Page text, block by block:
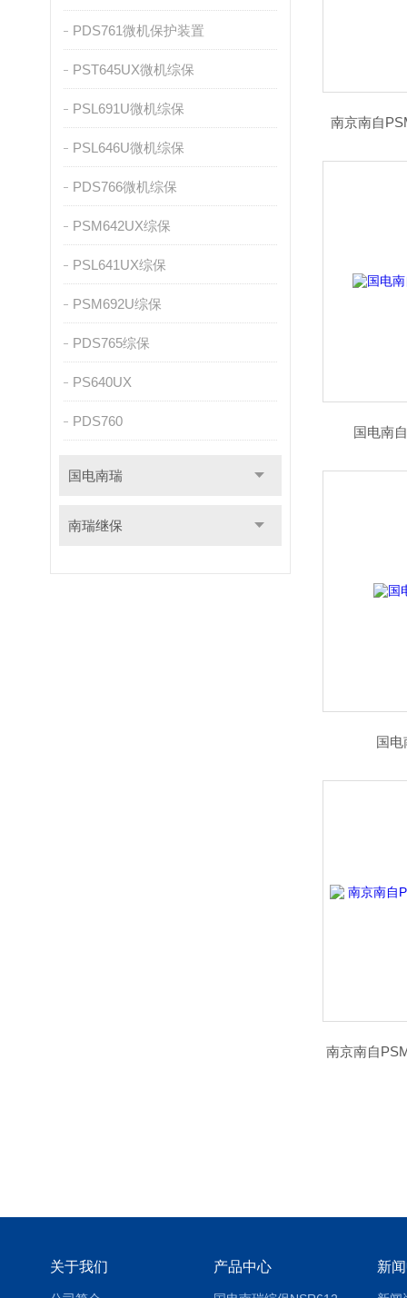
PDS761微机保护装置
PST645UX微机综保
PSL691U微机综保
PSL646U微机综保
PDS766微机综保
PSM642UX综保
PSL641UX综保
PSM692U综保
PDS765综保
PS640UX
PDS760
国电南瑞
南瑞继保
南京南自
国电南
国电
南京南自
关于我们 产品中心 新